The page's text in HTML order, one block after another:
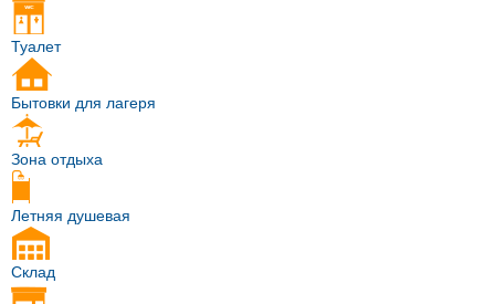
Туалет
Бытовки для лагеря
Зона отдыха
Летняя душевая
Склад